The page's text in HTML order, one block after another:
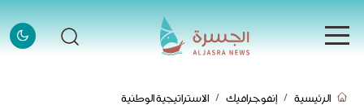
الرئيسية
الرئيسية إنفوجرافيك الاستراتيجية الوطنية